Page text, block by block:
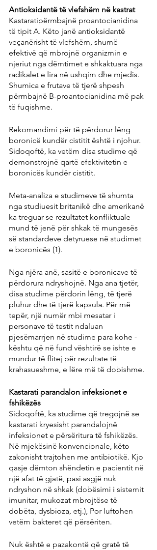
Antioksidantë të vlefshëm në kastrat
Kastaratipërmbajnë proantocianidina
të tipit A. Këto janë antioksidantë
veçanërisht të vlefshëm, shumë
efektivë që mbrojnë organizmin e
njeriut nga dëmtimet e shkaktuara nga
radikalet e lira në ushqim dhe mjedis.
Shumica e frutave të tjerë shpesh
përmbajnë B-proantocianidina më pak
të fuqishme.
Rekomandimi për të përdorur lëng
boronicë kundër cistitit është i njohur.
Sidoqoftë, ka vetëm disa studime që
demonstrojnë qartë efektivitetin e
boronicës kundër cistitit.
Meta-analiza e studimeve të shumta
nga studiuesit britanikë dhe amerikanë
ka treguar se rezultatet konfliktuale
mund të jenë për shkak të mungesës
së standardeve detyruese në studimet
e boronicës (1).
Nga njëra anë, sasitë e boronicave të
përdorura ndryshojnë. Nga ana tjetër,
disa studime përdorin lëng, të tjerë
pluhur dhe të tjerë kapsula. Për më
tepër, një numër mbi mesatar i
personave të testit ndaluan
pjesëmarrjen në studime para kohe -
kështu që në fund vështirë se ishte e
mundur të flitej për rezultate të
krahasueshme, e lëre më të dobishme.
Kastarati parandalon infeksionet e
fshikëzës
Sidoqoftë, ka studime që tregojnë se
kastarati kryesisht parandalojnë
infeksionet e përsëritura të fshikëzës.
Në mjekësinë konvencionale, këto
zakonisht trajtohen me antibiotikë. Kjo
qasje dëmton shëndetin e pacientit në
një afat të gjatë, pasi asgjë nuk
ndryshon në shkak (dobësimi i sistemit
imunitar, mukozat mbrojtëse të
dobëta, dysbioza, etj.), Por luftohen
vetëm bakteret që përsëriten.
Nuk është e pazakontë që gratë të